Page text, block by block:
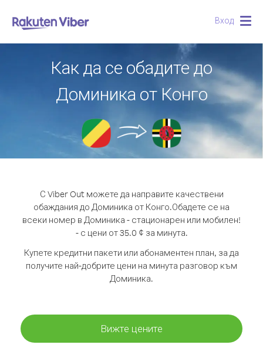
Вход
Как да се обадите до
Доминика от Конго
С Viber Out можете да направите качествени
обаждания до Доминика от Конго.Обадете се на
всеки номер в Доминика - стационарен или мобилен!
- с цени от 35.0 ¢ за минута.
Купете кредитни пакети или абонаментен план, за да
получите най-добрите цени на минута разговор към
Доминика.
Вижте цените